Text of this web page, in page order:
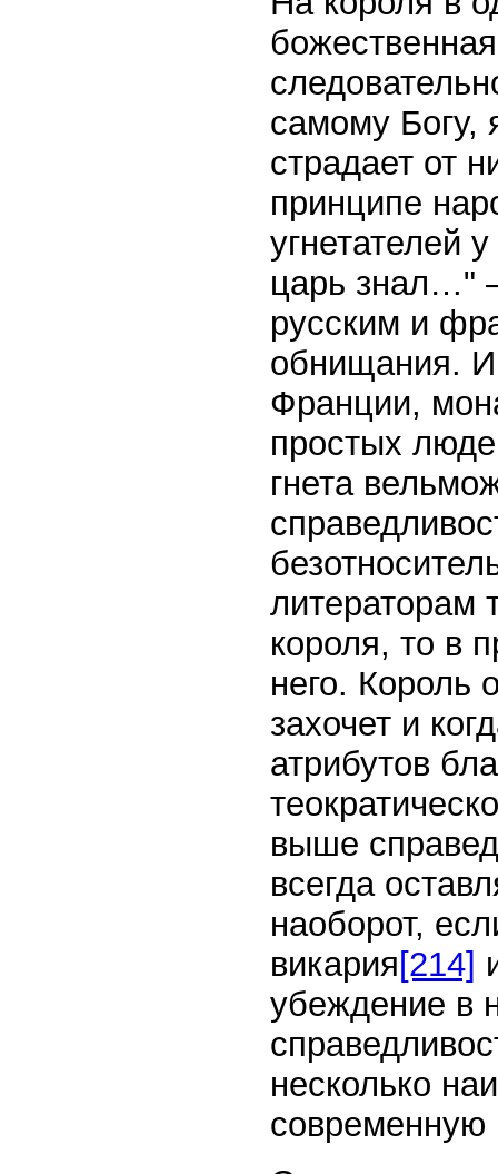
самому Богу,
страдает от
принципе
угнетателей
царь знал…"
русским и
обнищания. И
Франции,
простых
гнета
литераторам
короля, то в
него. Король
захочет и
атрибутов
выше
всегда
наоборот,
викария[214]
убеждение в
несколько
современную